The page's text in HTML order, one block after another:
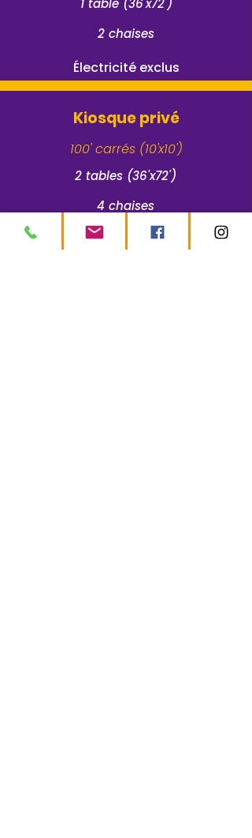
1 table (36'x72')
2 chaises
Électricité exclus
Kiosque privé
100' carrés (10'x10')
2 tables (36'x72')
4 chaises
Électricité exclue